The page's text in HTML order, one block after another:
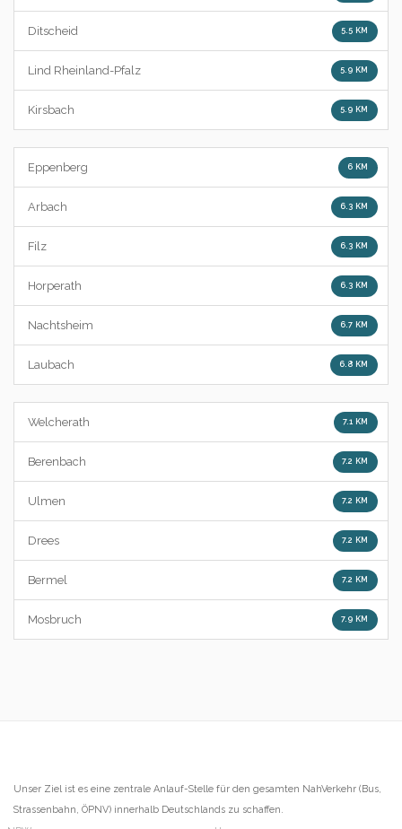
Ditscheid 5.5 KM
Lind Rheinland-Pfalz 5.9 KM
Kirsbach 5.9 KM
Eppenberg 6 KM
Arbach 6.3 KM
Filz 6.3 KM
Horperath 6.3 KM
Nachtsheim 6.7 KM
Laubach 6.8 KM
Welcherath 7.1 KM
Berenbach 7.2 KM
Ulmen 7.2 KM
Drees 7.2 KM
Bermel 7.2 KM
Mosbruch 7.9 KM
Unser Ziel ist es eine zentrale Anlauf-Stelle für den gesamten NahVerkehr (Bus,
Strassenbahn, ÖPNV) innerhalb Deutschlands zu schaffen.